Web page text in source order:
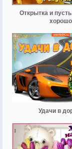
Открытка и
хорошо
Удачи в